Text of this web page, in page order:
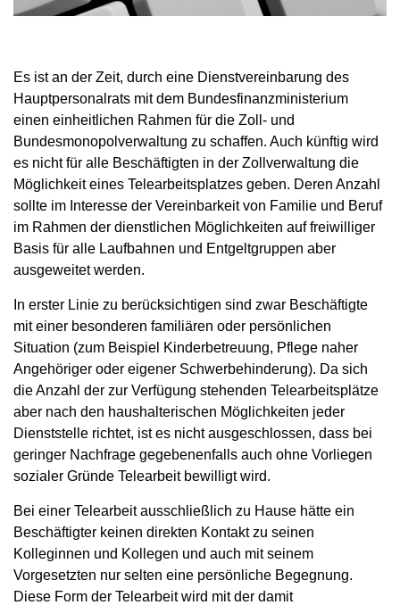
Es ist an der Zeit, durch eine Dienstvereinbarung des
Hauptpersonalrats mit dem Bundesfinanzministerium
einen einheitlichen Rahmen für die Zoll- und
Bundesmonopolverwaltung zu schaffen. Auch künftig wird
es nicht für alle Beschäftigten in der Zollverwaltung die
Möglichkeit eines Telearbeitsplatzes geben. Deren Anzahl
sollte im Interesse der Vereinbarkeit von Familie und Beruf
im Rahmen der dienstlichen Möglichkeiten auf freiwilliger
Basis für alle Laufbahnen und Entgeltgruppen aber
ausgeweitet werden.
In erster Linie zu berücksichtigen sind zwar Beschäftigte
mit einer besonderen familiären oder persönlichen
Situation (zum Beispiel Kinderbetreuung, Pflege naher
Angehöriger oder eigener Schwerbehinderung). Da sich
die Anzahl der zur Verfügung stehenden Telearbeitsplätze
aber nach den haushalterischen Möglichkeiten jeder
Dienststelle richtet, ist es nicht ausgeschlossen, dass bei
geringer Nachfrage gegebenenfalls auch ohne Vorliegen
sozialer Gründe Telearbeit bewilligt wird.
Bei einer Telearbeit ausschließlich zu Hause hätte ein
Beschäftigter keinen direkten Kontakt zu seinen
Kolleginnen und Kollegen und auch mit seinem
Vorgesetzten nur selten eine persönliche Begegnung.
Diese Form der Telearbeit wird mit der damit